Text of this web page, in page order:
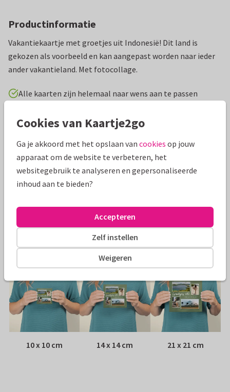
Productinformatie
Vakantiekaartje met groetjes uit Indonesië! Dit land is
gekozen als voorbeeld en kan aangepast worden naar ieder
ander vakantieland. Met fotocollage.
Alle kaarten zijn helemaal naar wens aan te passen
Vakantiekaarten Tirza Groeten uit...
Specificaties bij deze kaart
Papiersoort: Kies uit 6 luxe papiersoorten
Adres: Achterop de kaart
Formaten
10 x 10 cm 14 x 14 cm 21 x 21 cm
Cookies van Kaartje2go
Ga je akkoord met het opslaan van cookies op jouw
apparaat om de website te verbeteren, het
websitegebruik te analyseren en gepersonaliseerde
inhoud aan te bieden?
Weigeren
Zelf instellen
Accepteren